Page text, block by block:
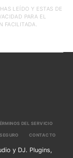
LEÍDO Y ESTAS DE
PARA EL
FACILITADA.
DEL SERVICIO
CONTACTO
y DJ. Plugins,